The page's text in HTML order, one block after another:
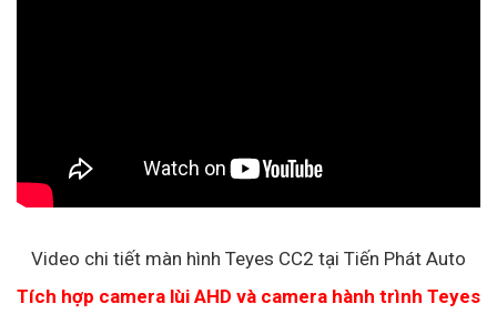
Video chi tiết màn hình Teyes CC2 tại Tiến Phát Auto
Tích hợp camera lùi AHD và camera hành trình Teyes